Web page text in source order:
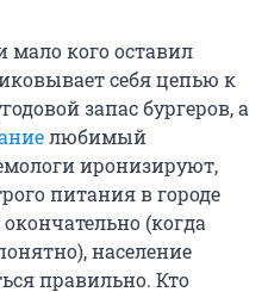
мало кого оставил
себя цепью к
запас бургеров, а
любимый
иронизируют,
питания в городе
(когда
население
правильно. Кто